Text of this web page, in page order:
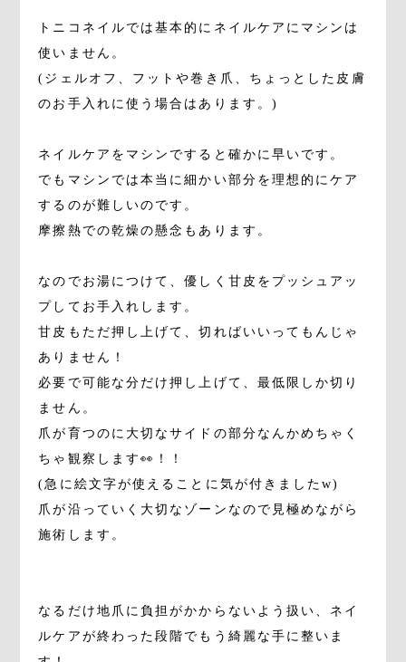
トニコネイルでは基本的にネイルケアにマシンは
使いません。
(ジェルオフ、フットや巻き爪、ちょっとした皮膚
のお手入れに使う場合はあります。)
ネイルケアをマシンですると確かに早いです。
でもマシンでは本当に細かい部分を理想的にケア
するのが難しいのです。
摩擦熱での乾燥の懸念もあります。
なのでお湯につけて、優しく甘皮をプッシュアッ
プしてお手入れします。
甘皮もただ押し上げて、切ればいいってもんじゃ
ありません！
必要で可能な分だけ押し上げて、最低限しか切り
ません。
爪が育つのに大切なサイドの部分なんかめちゃく
ちゃ観察します👀！！
(急に絵文字が使えることに気が付きましたw)
爪が沿っていく大切なゾーンなので見極めながら
施術します。
なるだけ地爪に負担がかからないよう扱い、ネイ
ルケアが終わった段階でもう綺麗な手に整いま